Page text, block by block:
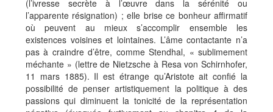
(l’ivresse secrète à l’œuvre dans la sérénité ou
l’apparente résignation) ; elle brise ce bonheur affirmatif
où peuvent au mieux s’accomplir ensemble les
existences voisines et lointaines. L’âme contactante n’a
pas à craindre d’être, comme Stendhal, « sublimement
méchante » (lettre de Nietzsche à Resa von Schirnhofer,
11 mars 1885). Il est étrange qu’Aristote ait confié la
possibilité de penser artistiquement la politique à des
passions qui diminuent la tonicité de la représentation